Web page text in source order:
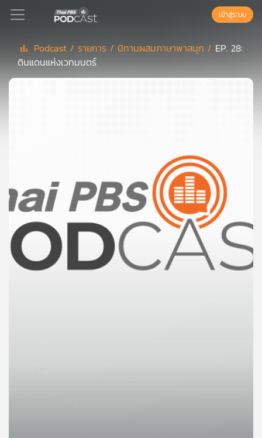
Podcast
เพล
ย์
ลิ
สต์
ของ
คุณ
เข้าสู่ระบบ
Podcast / รายการ / นิทานผสมภาษาพาสนุก / EP. 28:
ดินแดนแห่งเวทมนตร์